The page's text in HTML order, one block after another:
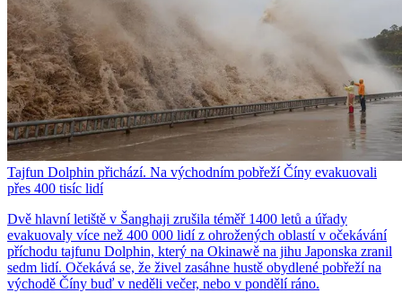
Tajfun Dolphin přichází. Na východním pobřeží Číny evakuovali
přes 400 tisíc lidí
Dvě hlavní letiště v Šanghaji zrušila téměř 1400 letů a úřady
evakuovaly více než 400 000 lidí z ohrožených oblastí v očekávání
příchodu tajfunu Dolphin, který na Okinawě na jihu Japonska zranil
sedm lidí. Očekává se, že živel zasáhne hustě obydlené pobřeží na
východě Číny buď v neděli večer, nebo v pondělí ráno.